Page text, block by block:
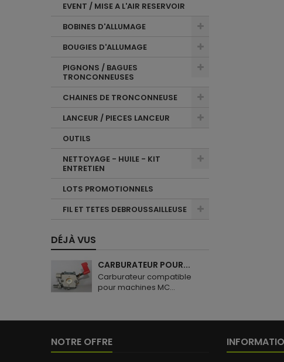
EVENT / MISE A L'AIR RESERVOIR
BOBINES D'ALLUMAGE
BOUGIES D'ALLUMAGE
PIGNONS / BAGUES
TRONCONNEUSES
CHAINES DE TRONCONNEUSE
LANCEUR / PIECES LANCEUR
OUTILS
NETTOYAGE - HUILE - KIT
ENTRETIEN
LOTS PROMOTIONNELS
FIL ET TETES DEBROUSSAILLEUSE
DÉJÀ VUS
CARBURATEUR POUR...
Carburateur compatible
pour machines MC...
NOTRE OFFRE